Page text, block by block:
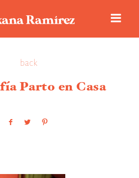
back
Parto en Casa